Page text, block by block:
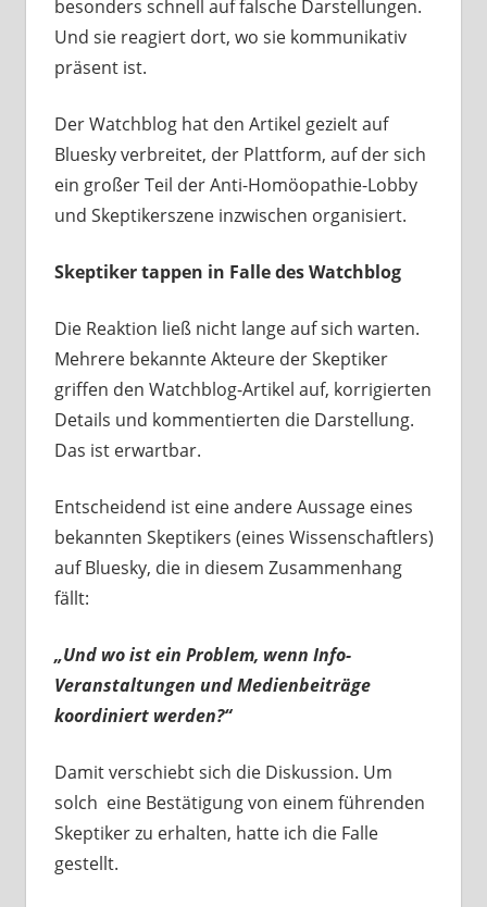
besonders schnell auf falsche Darstellungen.
Und sie reagiert dort, wo sie kommunikativ
präsent ist.
Der Watchblog hat den Artikel gezielt auf
Bluesky verbreitet, der Plattform, auf der sich
ein großer Teil der Anti-Homöopathie-Lobby
und Skeptikerszene inzwischen organisiert.
Skeptiker tappen in Falle des Watchblog
Die Reaktion ließ nicht lange auf sich warten.
Mehrere bekannte Akteure der Skeptiker
griffen den Watchblog-Artikel auf, korrigierten
Details und kommentierten die Darstellung.
Das ist erwartbar.
Entscheidend ist eine andere Aussage eines
bekannten Skeptikers (eines Wissenschaftlers)
auf Bluesky, die in diesem Zusammenhang
fällt:
„Und wo ist ein Problem, wenn Info-
Veranstaltungen und Medienbeiträge
koordiniert werden?“
Damit verschiebt sich die Diskussion. Um
solch eine Bestätigung von einem führenden
Skeptiker zu erhalten, hatte ich die Falle
gestellt.